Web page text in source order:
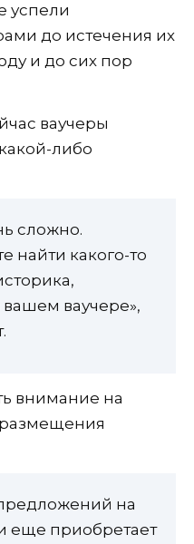
успели
до истечения их
и до сих пор
ваучеры
либо
сложно.
найти какого-то
вашем ваучере»,
внимание на
на
еще приобретает